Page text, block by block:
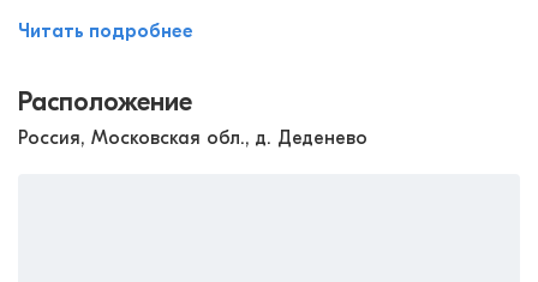
Читать подробнее
Расположение
Россия, Московская обл., д. Деденево